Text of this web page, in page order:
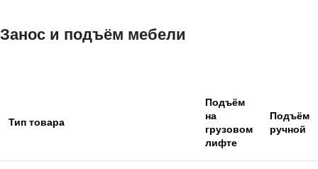
Занос и подъём мебели
Тип товара
Подъём
на
грузовом
лифте
Подъём
ручной